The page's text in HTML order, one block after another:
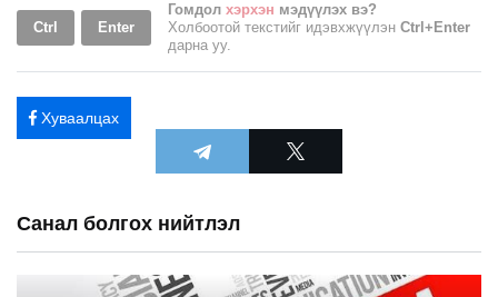
Ctrl Enter
Гомдол хэрхэн мэдүүлэх вэ?
Холбоотой текстийг идэвхжүүлэн Ctrl+Enter
дарна уу.
Хуваалцах
Санал болгох нийтлэл